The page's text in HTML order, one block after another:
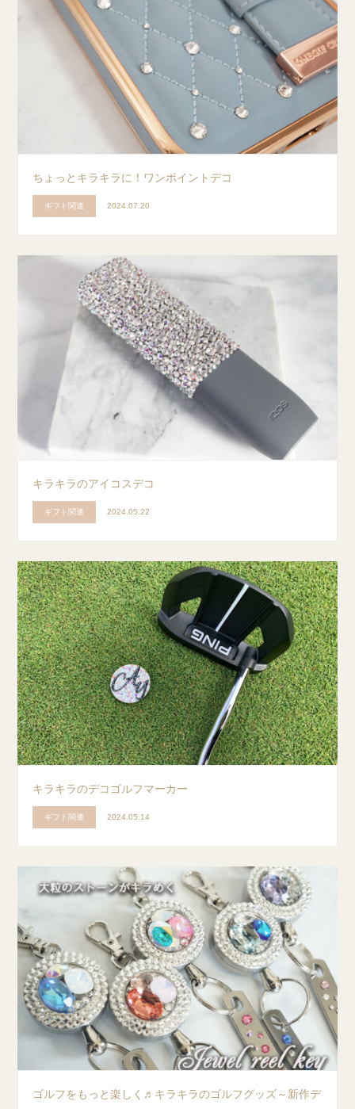
ちょっとキラキラに！ワンポイントデコ
ギフト関連 2024.07.20
キラキラのアイコスデコ
ギフト関連 2024.05.22
キラキラのデコゴルフマーカー
ギフト関連 2024.05.14
ゴルフをもっと楽しく♬キラキラのゴルフグッズ～新作デ